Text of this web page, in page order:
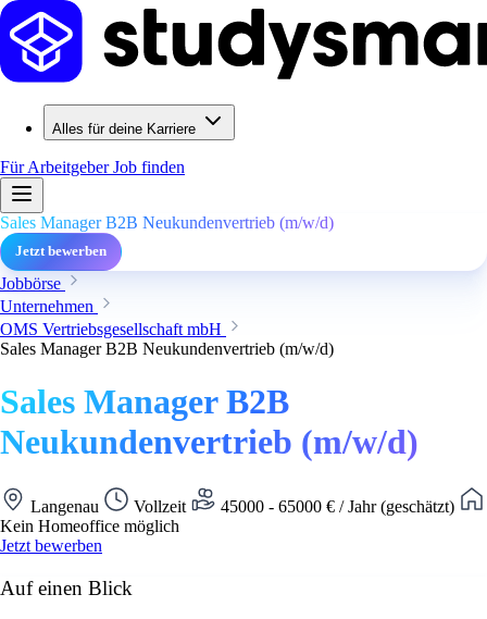
Alles für deine Karriere
Für ArbeitgeberJob finden
Sales Manager B2B Neukundenvertrieb (m/w/d)
Jetzt bewerben
Jobbörse
Unternehmen
OMS Vertriebsgesellschaft mbH
Sales Manager B2B Neukundenvertrieb (m/w/d)
Sales Manager B2B
Neukundenvertrieb (m/w/d)
Langenau Vollzeit
45000 - 65000 € / Jahr (geschätzt)
Kein Homeoffice möglich
Jetzt bewerben
Auf einen Blick